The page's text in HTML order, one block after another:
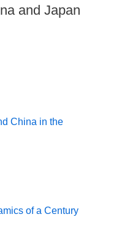
and Japan
China in the
of a Century